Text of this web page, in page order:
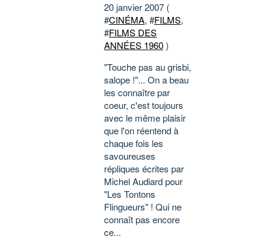
20 janvier 2007 (
#CINÉMA, #FILMS,
#FILMS DES
ANNÉES 1960)
"Touche pas au grisbi,
salope !"... On a beau
les connaître par
coeur, c'est toujours
avec le même plaisir
que l'on réentend à
chaque fois les
savoureuses
répliques écrites par
Michel Audiard pour
"Les Tontons
Flingueurs" ! Qui ne
connaît pas encore
ce...